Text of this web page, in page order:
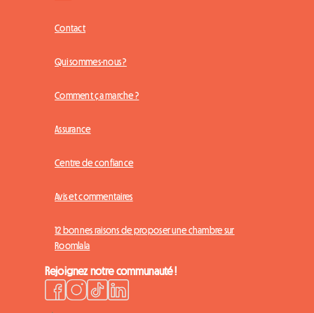
Contact
Qui sommes-nous ?
Comment ça marche ?
Assurance
Centre de confiance
Avis et commentaires
12 bonnes raisons de proposer une chambre sur
Roomlala
Rejoignez notre communauté !